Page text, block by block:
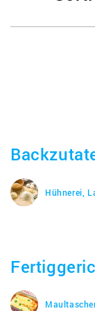
Hühnerei,